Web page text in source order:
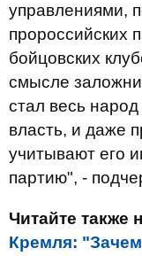
управлениями,
пророссийских
бойцовских
смысле
стал весь
власть, и даже
учитывают его
партию", -
Читайте также
Кремля: